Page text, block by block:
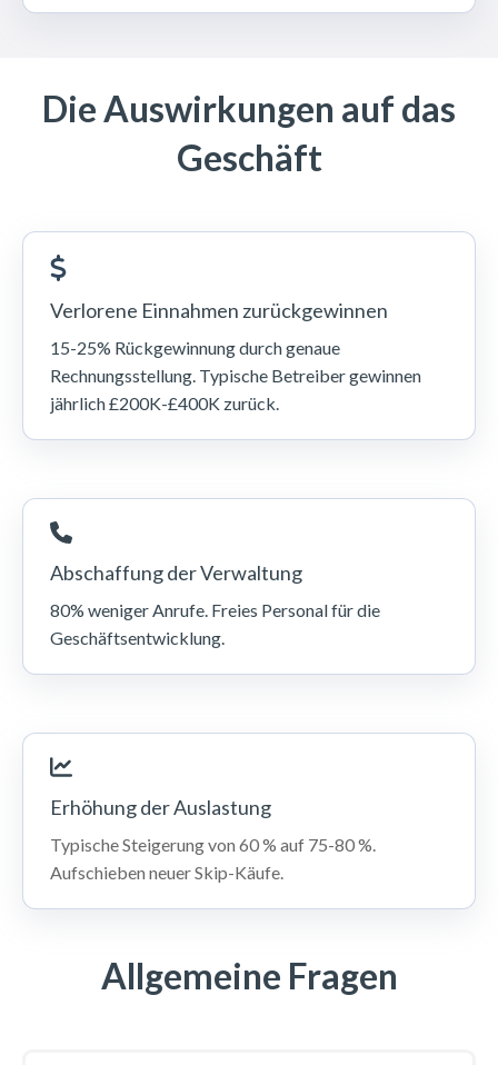
Die Auswirkungen auf das
Geschäft
Verlorene Einnahmen zurückgewinnen
15-25% Rückgewinnung durch genaue
Rechnungsstellung. Typische Betreiber gewinnen
jährlich £200K-£400K zurück.
Abschaffung der Verwaltung
80% weniger Anrufe. Freies Personal für die
Geschäftsentwicklung.
Erhöhung der Auslastung
Typische Steigerung von 60 % auf 75-80 %.
Aufschieben neuer Skip-Käufe.
Allgemeine Fragen